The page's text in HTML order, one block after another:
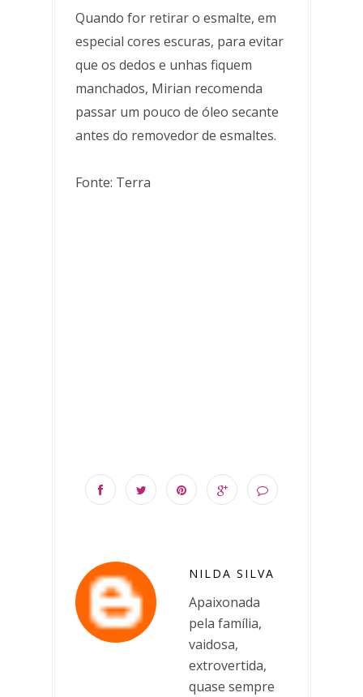
Quando for retirar o esmalte, em
especial cores escuras, para evitar
que os dedos e unhas fiquem
manchados, Mirian recomenda
passar um pouco de óleo secante
antes do removedor de esmaltes.
Fonte: Terra
NILDA SILVA
Apaixonada
pela família,
vaidosa,
extrovertida,
quase sempre